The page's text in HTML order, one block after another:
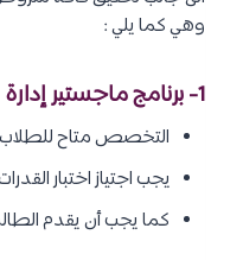
وهي كما يلي :
1- برنامج ماجستير إدارة الأعمال :
التخصص متاح للطلاب
يجب اجتياز اختبار
كما يجب أن يقدم